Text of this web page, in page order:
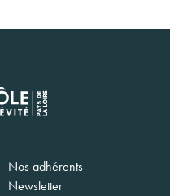
Nos adhérents
Newsletter